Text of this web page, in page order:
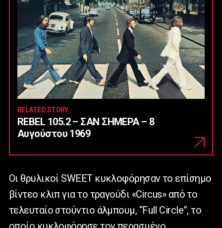
RELATED STORY
REBEL 105.2 – ΣΑΝ ΣΗΜΕΡΑ – 8
Αυγούστου 1969
Οι θρυλικοί SWEET κυκλοφόρησαν το επίσημο
βίντεο κλιπ για το τραγούδι «Circus» από το
τελευταίο στούντιο άλμπουμ, “Full Circle”, το